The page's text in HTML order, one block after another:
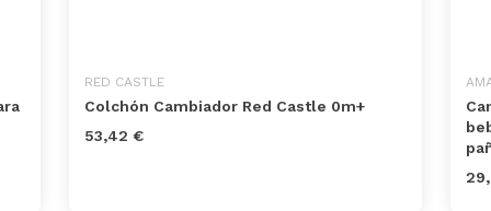
RED CASTLE
Colchón Cambiador Red Castle 0m+
53,42 €